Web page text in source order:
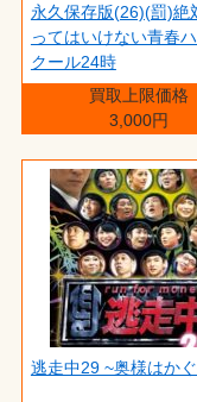
永久保存版(26)(罰)絶
ってはいけない青春
クール24時
買取上限価格
3,000円
逃走中29 ~奥様はか